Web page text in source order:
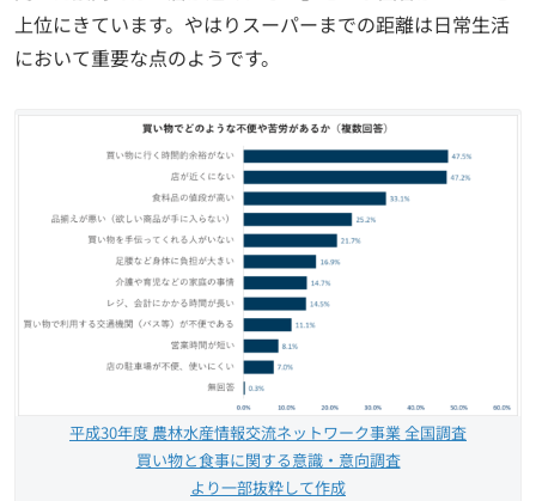
上位にきています。やはりスーパーまでの距離は日常生活
において重要な点のようです。
平成30年度 農林水産情報交流ネットワーク事業 全国調査
買い物と食事に関する意識・意向調査
より一部抜粋して作成